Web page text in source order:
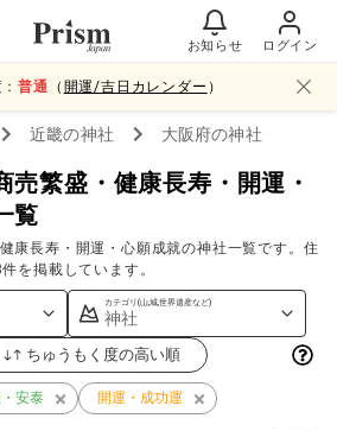
お知らせ ログイン
：普通 （ 開運/吉日カレンダー ）
近畿の神社 大阪府の神社
売繁盛・健康長寿・開運・
覧
康長寿・開運・心願成就の神社一覧です。住
を掲載しています。
カテゴリ(山,城,世界遺産など)
神社
ちゅうもく度の高い順
安泰 開運・成功運